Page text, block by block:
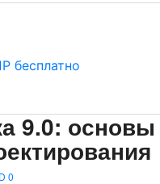
бесплатно
9.0: основы
0